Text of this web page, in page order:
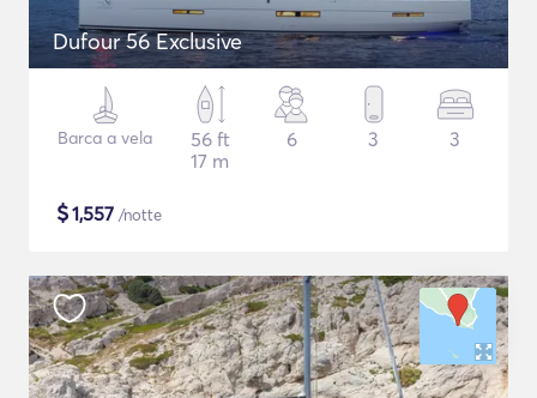
Dufour 56 Exclusive
Barca a vela
56 ft
17 m
6 3 3
$1,557 /notte